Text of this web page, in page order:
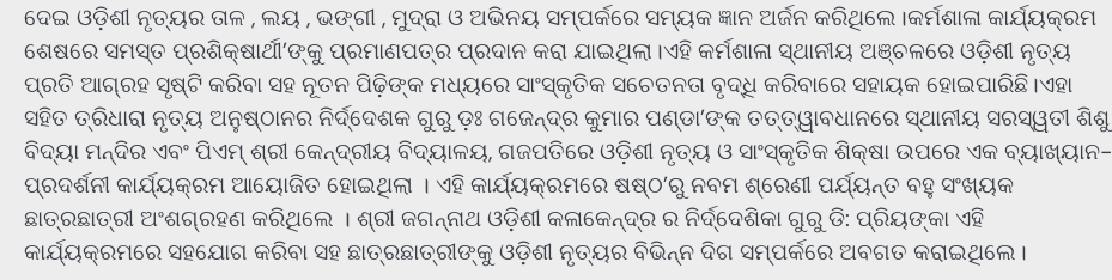
ଦେଇ ଓଡ଼ିଶୀ ନୃତ୍ୟର ତାଳ , ଲୟ , ଭଙ୍ଗୀ , ମୁଦ୍ରା ଓ ଅଭିନୟ ସମ୍ପର୍କରେ ସମ୍ୟକ ଜ୍ଞାନ ଅର୍ଜନ କରିଥିଲେ।କର୍ମଶାଳା କାର୍ଯ୍ୟକ୍ରମ
ଶେଷରେ ସମସ୍ତ ପ୍ରଶିକ୍ଷାର୍ଥୀ’ଙ୍କୁ ପ୍ରମାଣପତ୍ର ପ୍ରଦାନ କରା ଯାଇଥିଲା।ଏହି କର୍ମଶାଳା ସ୍ଥାନୀୟ ଅଞ୍ଚଳରେ ଓଡ଼ିଶୀ ନୃତ୍ୟ
ପ୍ରତି ଆଗ୍ରହ ସୃଷ୍ଟି କରିବା ସହ ନୂତନ ପିଢ଼ିଙ୍କ ମଧ୍ୟରେ ସାଂସ୍କୃତିକ ସଚେତନତା ବୃଦ୍ଧି କରିବାରେ ସହାୟକ ହୋଇପାରିଛି।ଏହା
ସହିତ ତ୍ରିଧାରା ନୃତ୍ୟ ଅନୁଷ୍ଠାନର ନିର୍ଦ୍ଦେଶକ ଗୁରୁ ଡ଼ଃ ଗଜେନ୍ଦ୍ର କୁମାର ପଣ୍ଡା’ଙ୍କ ତତ୍ତ୍ୱାବଧାନରେ ସ୍ଥାନୀୟ ସରସ୍ୱତୀ ଶିଶୁ
ବିଦ୍ୟା ମନ୍ଦିର ଏବଂ ପିଏମ୍ ଶ୍ରୀ କେନ୍ଦ୍ରୀୟ ବିଦ୍ୟାଳୟ, ଗଜପତିରେ ଓଡ଼ିଶୀ ନୃତ୍ୟ ଓ ସାଂସ୍କୃତିକ ଶିକ୍ଷା ଉପରେ ଏକ ବ୍ୟାଖ୍ୟାନ-
ପ୍ରଦର୍ଶନୀ କାର୍ଯ୍ୟକ୍ରମ ଆୟୋଜିତ ହୋଇଥିଲା । ଏହି କାର୍ଯ୍ୟକ୍ରମରେ ଷଷ୍ଠ’ରୁ ନବମ ଶ୍ରେଣୀ ପର୍ଯ୍ୟନ୍ତ ବହୁ ସଂଖ୍ୟକ
ଛାତ୍ରଛାତ୍ରୀ ଅଂଶଗ୍ରହଣ କରିଥିଲେ । ଶ୍ରୀ ଜଗନ୍ନାଥ ଓଡ଼ିଶୀ କଳାକେନ୍ଦ୍ର ର ନିର୍ଦ୍ଦେଶିକା ଗୁରୁ ଡି: ପ୍ରିୟଙ୍କା ଏହି
କାର୍ଯ୍ୟକ୍ରମରେ ସହଯୋଗ କରିବା ସହ ଛାତ୍ରଛାତ୍ରୀଙ୍କୁ ଓଡ଼ିଶୀ ନୃତ୍ୟର ବିଭିନ୍ନ ଦିଗ ସମ୍ପର୍କରେ ଅବଗତ କରାଇଥିଲେ।